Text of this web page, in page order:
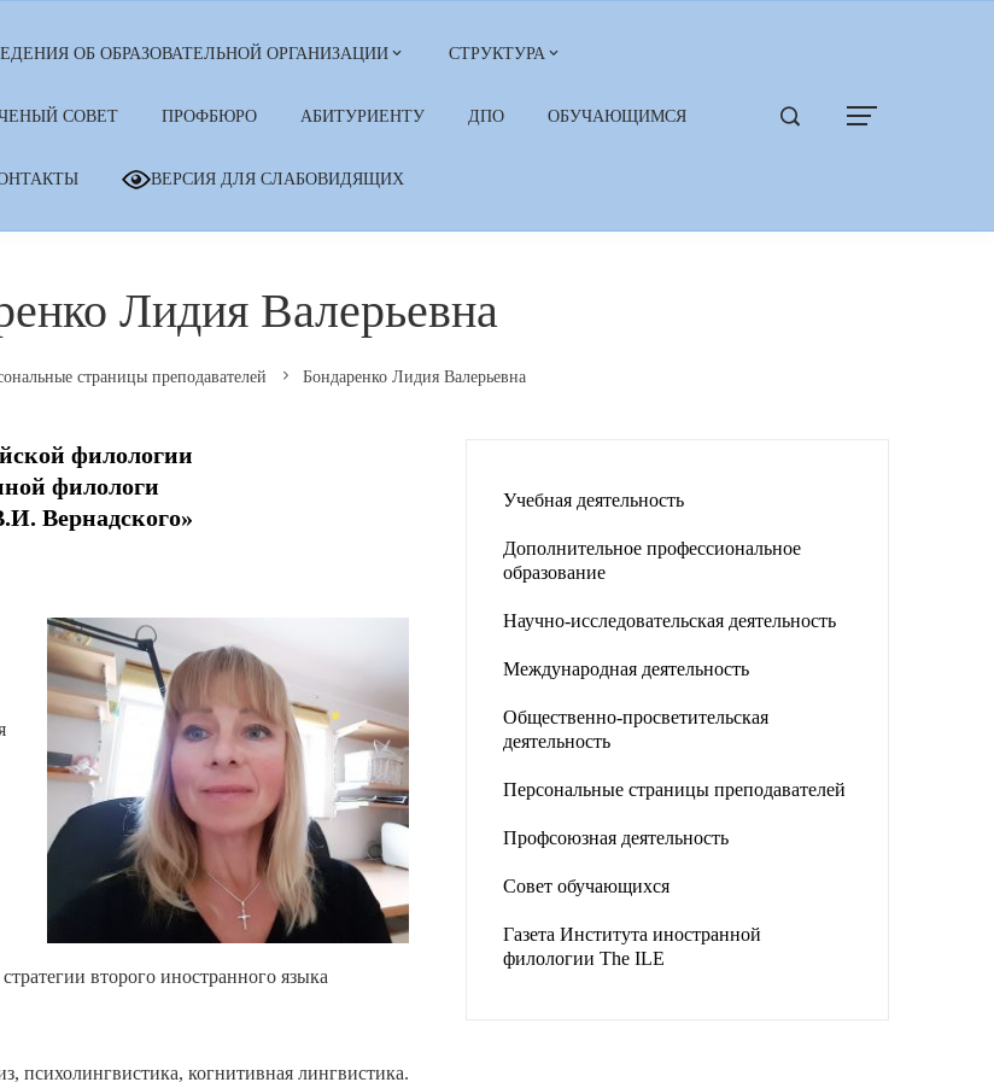
ОБ ОБРАЗОВАТЕЛЬНОЙ ОРГАНИЗАЦИИ СТРУКТУРА
СОВЕТ ПРОФБЮРО АБИТУРИЕНТУ ДПО ОБУЧАЮЩИМСЯ
ВЕРСИЯ ДЛЯ СЛАБОВИДЯЩИХ
Лидия Валерьевна
страницы преподавателей Бондаренко Лидия Валерьевна
филологии
филологи
Вернадского»
второго иностранного языка
психолингвистика, когнитивная лингвистика.
Учебная деятельность
Дополнительное профессиональное
образование
Научно-исследовательская деятельность
Международная деятельность
Общественно-просветительская
деятельность
Персональные страницы преподавателей
Профсоюзная деятельность
Совет обучающихся
Газета Института иностранной
филологии The ILE